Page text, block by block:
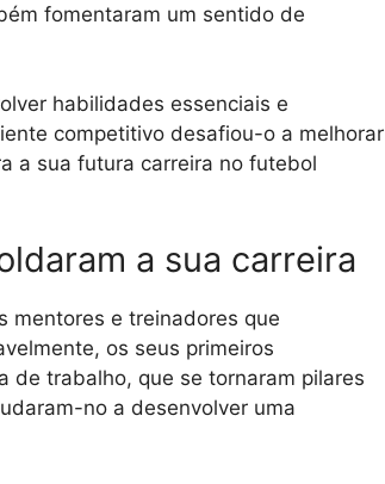
fomentaram um sentido de
habilidades essenciais e
competitivo desafiou-o a melhorar
a sua futura carreira no futebol
a sua carreira
mentores e treinadores que
os seus primeiros
de trabalho, que se tornaram pilares
no a desenvolver uma